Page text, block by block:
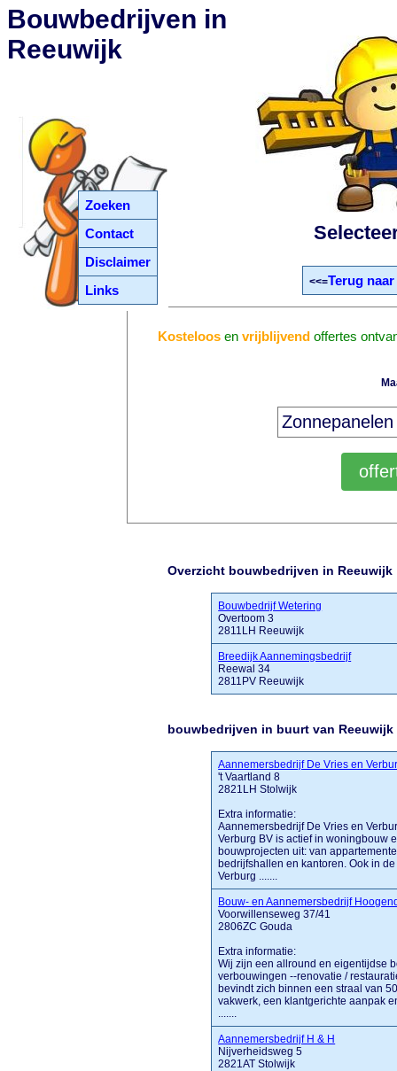
Zoeken
Contact
Disclaimer
Links
Bouwbedrijven in
Reeuwijk
<<=Terug
Kosteloos envrijblijvend offertes
Overzicht bouwbedrijven in Reeuwijk
Bouwbedrijf Wetering
Overtoom 3
2811LH Reeuwijk
Breedijk Aannemingsbedrijf
Reewal 34
2811PV Reeuwijk
bouwbedrijven in buurt van Reeuwijk
Aannemersbedrijf De Vries en
't Vaartland 8
2821LH Stolwijk
Extra informatie:
Aannemersbedrijf De Vries en
Verburg BV is actief in woningbouw
bouwprojecten uit: van
bedrijfshallen en kantoren. Ook in
Verburg .......
Bouw- en Aannemersbedrijf
Voorwillenseweg 37/41
2806ZC Gouda
Extra informatie:
Wij zijn een allround en eigentijdse
verbouwingen --renovatie /
bevindt zich binnen een straal van
vakwerk, een klantgerichte aanpak
.......
Aannemersbedrijf H & H
Nijverheidsweg 5
2821AT Stolwijk